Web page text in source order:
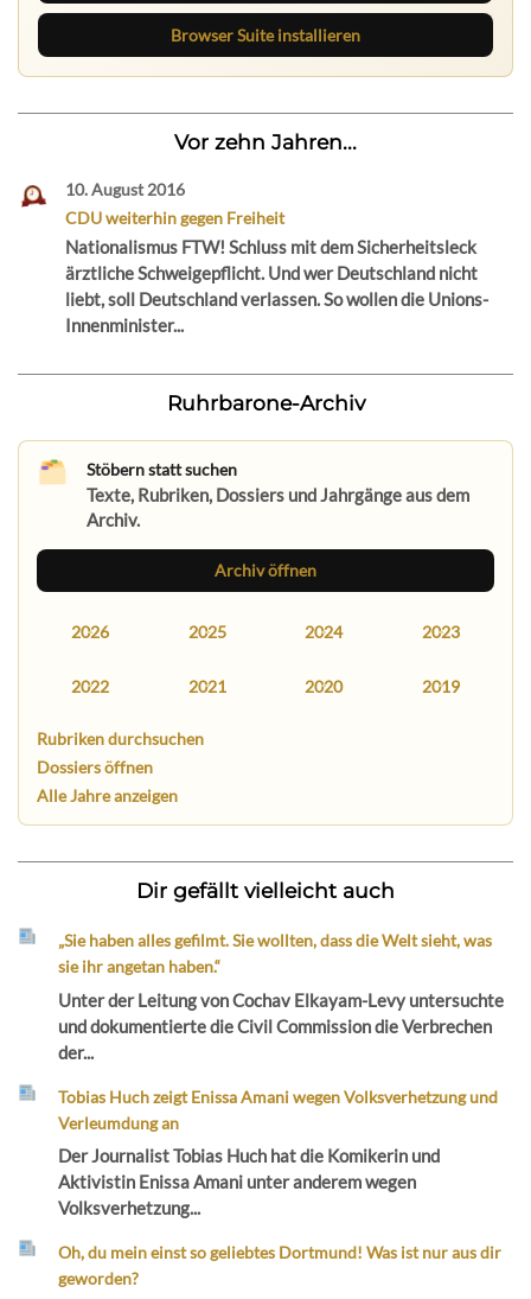
Browser Suite installieren
Vor zehn Jahren...
10. August 2016
CDU weiterhin gegen Freiheit
Nationalismus FTW! Schluss mit dem Sicherheitsleck
ärztliche Schweigepflicht. Und wer Deutschland nicht
liebt, soll Deutschland verlassen. So wollen die Unions-
Innenminister...
Ruhrbarone-Archiv
Stöbern statt suchen
Texte, Rubriken, Dossiers und Jahrgänge aus dem
Archiv.
Archiv öffnen
2026 2025 2024 2023
2022 2021 2020 2019
Rubriken durchsuchen
Dossiers öffnen
Alle Jahre anzeigen
Dir gefällt vielleicht auch
„Sie haben alles gefilmt. Sie wollten, dass die Welt sieht, was
sie ihr angetan haben.“
Unter der Leitung von Cochav Elkayam-Levy untersuchte
und dokumentierte die Civil Commission die Verbrechen
der...
Tobias Huch zeigt Enissa Amani wegen Volksverhetzung und
Verleumdung an
Der Journalist Tobias Huch hat die Komikerin und
Aktivistin Enissa Amani unter anderem wegen
Volksverhetzung...
Oh, du mein einst so geliebtes Dortmund! Was ist nur aus dir
geworden?